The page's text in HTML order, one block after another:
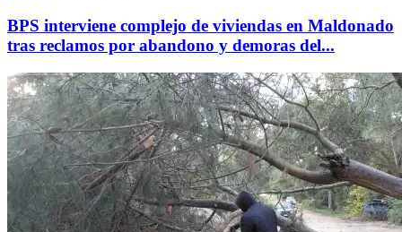
BPS interviene complejo de viviendas en Maldonado
tras reclamos por abandono y demoras del...